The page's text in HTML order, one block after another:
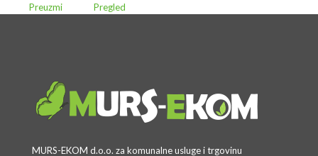
Preuzmi Pregled
MURS-EKOM d.o.o. za komunalne usluge i trgovinu